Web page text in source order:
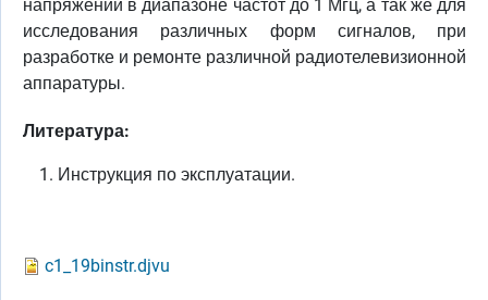
напряжений в диапазоне частот до 1 Мгц, а так же для
исследования различных форм сигналов, при
разработке и ремонте различной радиотелевизионной
аппаратуры.
Литература:
Инструкция по эксплуатации.
c1_19binstr.djvu